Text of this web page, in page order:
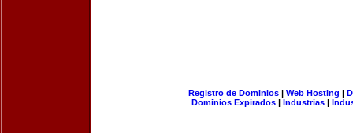
Registro de Dominios| Web Hosting |
Dominios Expirados | Industrias |